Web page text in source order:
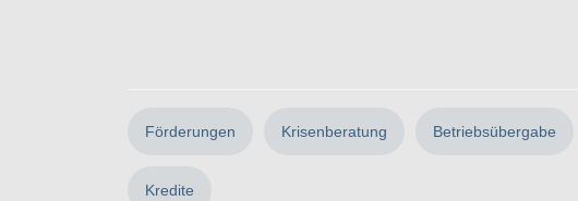
Förderungen Krisenberatung Betriebsübergabe
Kredite